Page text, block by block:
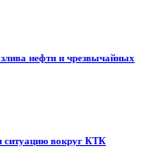
нефти и чрезвычайных
вокруг КТК